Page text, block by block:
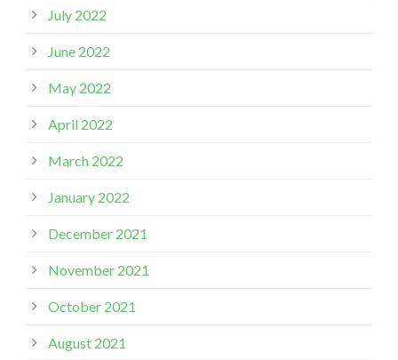
July 2022
June 2022
May 2022
April 2022
March 2022
January 2022
December 2021
November 2021
October 2021
August 2021